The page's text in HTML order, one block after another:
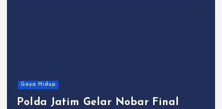
Gaya Hidup
Polda Jatim Gelar Nobar Final